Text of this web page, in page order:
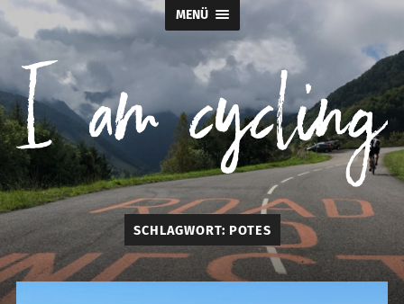
MENÜ
I
am
cycling
SCHLAGWORT: POTES